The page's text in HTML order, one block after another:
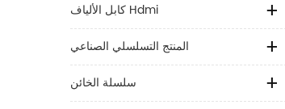
كابل الألياف Hdmi
المنتج التسلسلي الصناعي
سلسلة الخائن